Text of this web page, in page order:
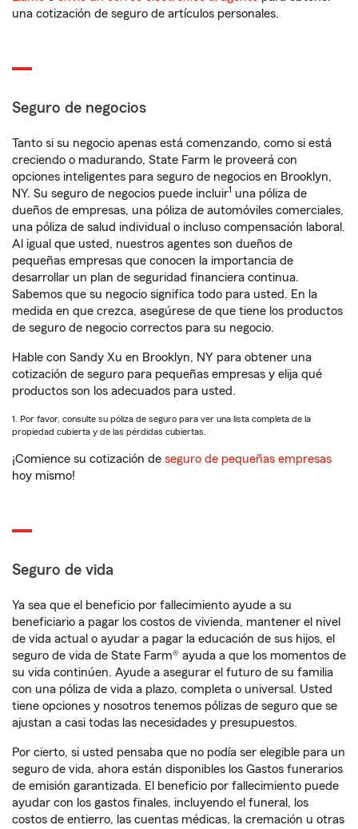
una cotización de seguro de artículos personales.
Seguro de negocios
Tanto si su negocio apenas está comenzando, como si está
creciendo o madurando, State Farm le proveerá con
opciones inteligentes para seguro de negocios en Brooklyn,
NY. Su seguro de negocios puede incluir1 una póliza de
dueños de empresas, una póliza de automóviles comerciales,
una póliza de salud individual o incluso compensación laboral.
Al igual que usted, nuestros agentes son dueños de
pequeñas empresas que conocen la importancia de
desarrollar un plan de seguridad financiera continua.
Sabemos que su negocio significa todo para usted. En la
medida en que crezca, asegúrese de que tiene los productos
de seguro de negocio correctos para su negocio.
Hable con Sandy Xu en Brooklyn, NY para obtener una
cotización de seguro para pequeñas empresas y elija qué
productos son los adecuados para usted.
1. Por favor, consulte su póliza de seguro para ver una lista completa de la
propiedad cubierta y de las pérdidas cubiertas.
¡Comience su cotización de seguro de pequeñas empresas
hoy mismo!
Seguro de vida
Ya sea que el beneficio por fallecimiento ayude a su
beneficiario a pagar los costos de vivienda, mantener el nivel
de vida actual o ayudar a pagar la educación de sus hijos, el
seguro de vida de State Farm® ayuda a que los momentos de
su vida continúen. Ayude a asegurar el futuro de su familia
con una póliza de vida a plazo, completa o universal. Usted
tiene opciones y nosotros tenemos pólizas de seguro que se
ajustan a casi todas las necesidades y presupuestos.
Por cierto, si usted pensaba que no podía ser elegible para un
seguro de vida, ahora están disponibles los Gastos funerarios
de emisión garantizada. El beneficio por fallecimiento puede
ayudar con los gastos finales, incluyendo el funeral, los
costos de entierro, las cuentas médicas, la cremación u otras